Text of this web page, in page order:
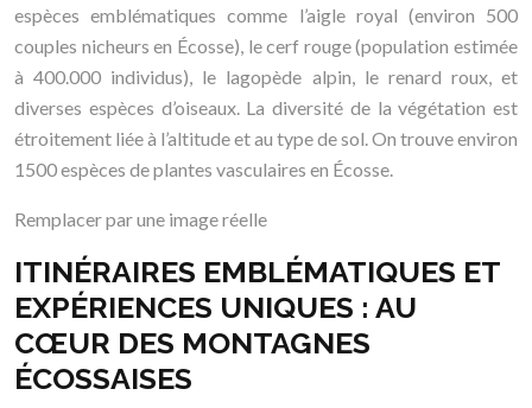
espèces emblématiques comme l’aigle royal (environ 500
couples nicheurs en Écosse), le cerf rouge (population estimée
à 400.000 individus), le lagopède alpin, le renard roux, et
diverses espèces d’oiseaux. La diversité de la végétation est
étroitement liée à l’altitude et au type de sol. On trouve environ
1500 espèces de plantes vasculaires en Écosse.
Remplacer par une image réelle
ITINÉRAIRES EMBLÉMATIQUES ET
EXPÉRIENCES UNIQUES : AU
CŒUR DES MONTAGNES
ÉCOSSAISES